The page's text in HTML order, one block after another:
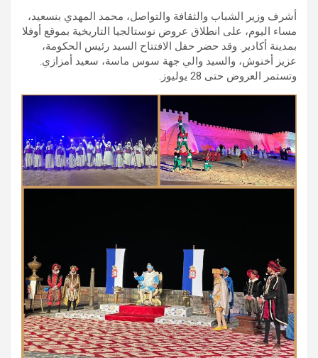
أشرف وزير الشباب والثقافة والتواصل، محمد المهدي بنسعيد،
مساء اليوم، على انطلاق عروض نوستالجيا التاريخية بموقع أوفلا
بمدينة أكادير. وقد حضر حفل الافتتاح السيد رئيس الحكومة،
عزيز أخنوش، والسيد والي جهة سوس ماسة، سعيد أمزازي.
وتستمر العروض حتى 28 يوليوز.